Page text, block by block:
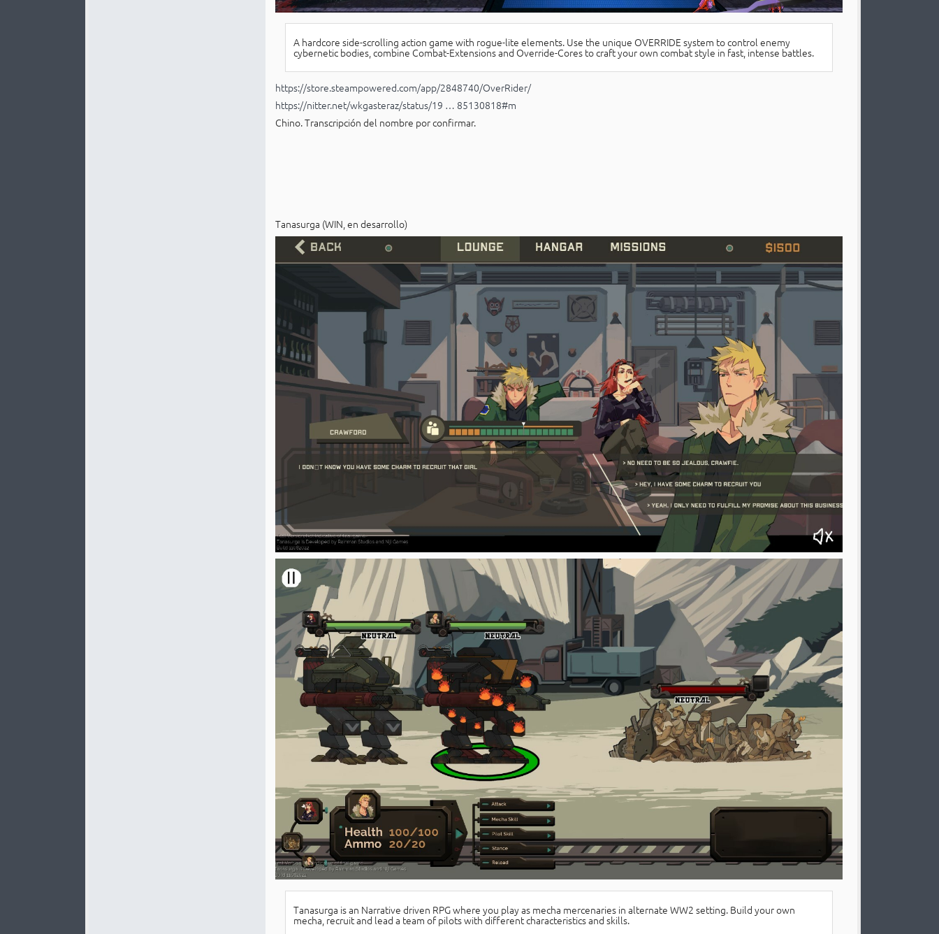
A hardcore side-scrolling action game with rogue-lite elements. Use the unique OVERRIDE system to control enemy
cybernetic bodies, combine Combat-Extensions and Override-Cores to craft your own combat style in fast, intense battles.
https://store.steampowered.com/app/2848740/OverRider/
https://nitter.net/wkgasteraz/status/19 … 85130818#m
Chino. Transcripción del nombre por confirmar.
Tanasurga (WIN, en desarrollo)
Tanasurga is an Narrative driven RPG where you play as mecha mercenaries in alternate WW2 setting. Build your own
mecha, recruit and lead a team of pilots with different characteristics and skills.